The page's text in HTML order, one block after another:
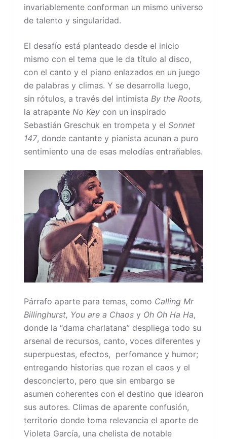
invariablemente conforman un mismo universo
de talento y singularidad.
El desafío está planteado desde el inicio
mismo con el tema que le da título al disco,
con el canto y el piano enlazados en un juego
de palabras y climas. Y se desarrolla luego,
sin rótulos, a través del intimista By the Roots,
la atrapante No Keycon un inspirado
Sebastián Greschuk en trompeta y el Sonnet
147, donde cantante y pianista acunan a puro
sentimiento una de esas melodías entrañables.
Párrafo aparte para temas, como Calling Mr
Billinghurst, You are a Chaos y Oh Oh Ha Ha,
donde la “dama charlatana” despliega todo su
arsenal de recursos, canto, voces diferentes y
superpuestas, efectos, perfomance y humor;
entregando historias que rozan el caos y el
desconcierto, pero que sin embargo se
asumen coherentes con el destino que idearon
sus autores. Climas de aparente confusión,
territorio donde toma relevancia el aporte de
Violeta García, una chelista de notable